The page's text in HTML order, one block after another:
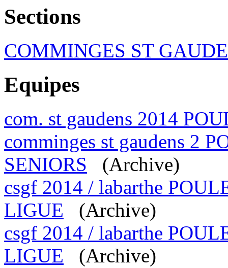
Sections
COMMINGES ST
Equipes
com. st gaudens 2014
comminges st gaudens 2
SENIORS (Archive)
csgf 2014 / labarthe
LIGUE (Archive)
csgf 2014 / labarthe
LIGUE (Archive)